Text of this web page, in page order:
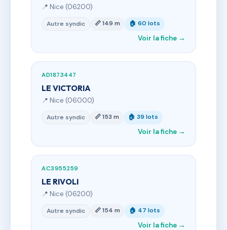
📍 Nice (06200)
Autre syndic 📏 149 m 🏠 60 lots
Voir la fiche →
AD1873447
LE VICTORIA
📍 Nice (06000)
Autre syndic 📏 153 m 🏠 39 lots
Voir la fiche →
AC3955259
LE RIVOLI
📍 Nice (06200)
Autre syndic 📏 154 m 🏠 47 lots
Voir la fiche →